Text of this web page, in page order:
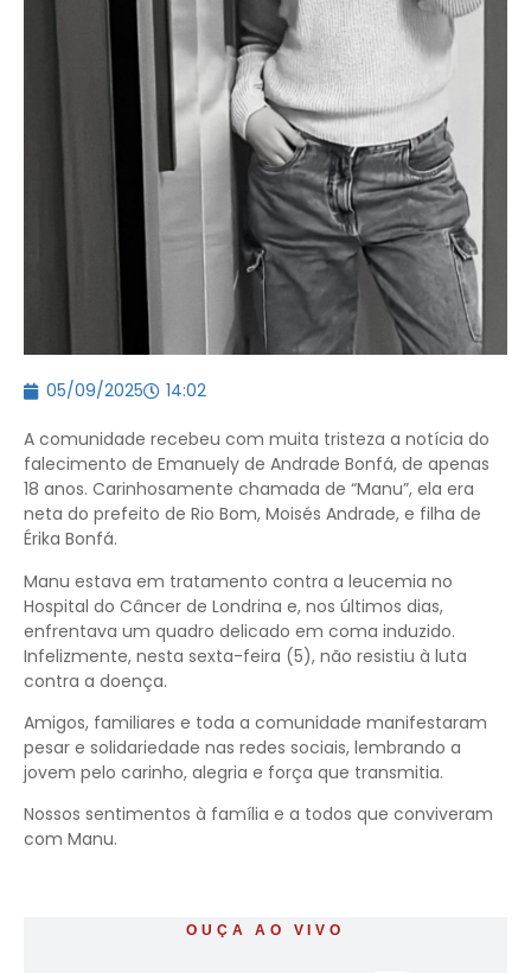
05/09/2025 14:02
A comunidade recebeu com muita tristeza a notícia do
falecimento de Emanuely de Andrade Bonfá, de apenas
18 anos. Carinhosamente chamada de “Manu”, ela era
neta do prefeito de Rio Bom, Moisés Andrade, e filha de
Érika Bonfá.
Manu estava em tratamento contra a leucemia no
Hospital do Câncer de Londrina e, nos últimos dias,
enfrentava um quadro delicado em coma induzido.
Infelizmente, nesta sexta-feira (5), não resistiu à luta
contra a doença.
Amigos, familiares e toda a comunidade manifestaram
pesar e solidariedade nas redes sociais, lembrando a
jovem pelo carinho, alegria e força que transmitia.
Nossos sentimentos à família e a todos que conviveram
com Manu.
OUÇA AO VIVO